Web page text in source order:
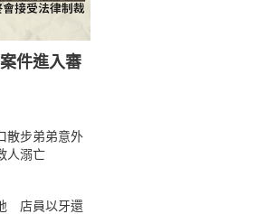
件進入審
散步弟弟意外
人溺亡
店員以牙還